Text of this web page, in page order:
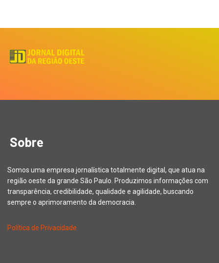
Sobre
Somos uma empresa jornalística totalmente digital, que atua na
região oeste da grande São Paulo. Produzimos informações com
transparência, credibilidade, qualidade e agilidade, buscando
sempre o aprimoramento da democracia.
Política de Privacidade